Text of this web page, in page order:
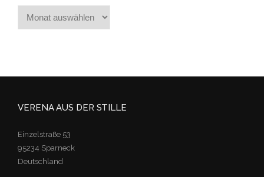
Archiv
VERENA AUS DER STILLE
Einzelstraße 53
95234 Sparneck
Deutschland